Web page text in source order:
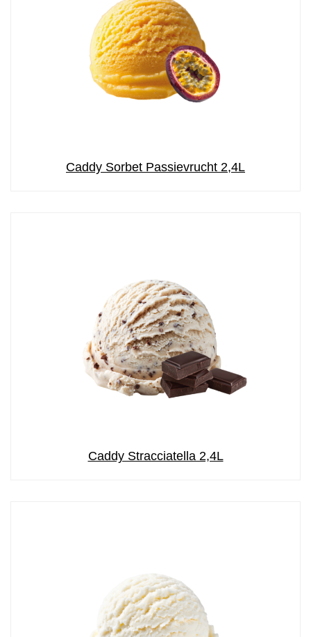
Caddy Sorbet Passievrucht 2,4L
Caddy Stracciatella 2,4L